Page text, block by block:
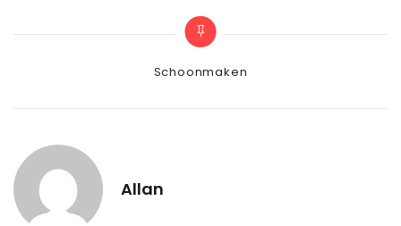
Categories
Schoonmaken
Allan